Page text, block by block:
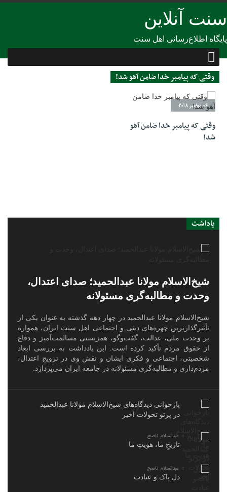
سنت آنلاین
پایگاه اطلاع‌رسانی اهل سنت
وقتی که پیامبر خدا ضامن آهو شد!
06 نوامبر 2018
وقتی که پیامبر خدا ضامن آهو
شد!
یاداشت
شیخ‌الاسلام مولانا عبدالحمید؛ صدای اعتدال،
وحدت و مطالبه‌گری مسئولانه
شیخ‌الاسلام مولانا عبدالحمید در چهار دهه گذشته به عنوان یکی از
تأثیرگذارترین چهره‌های دینی و اجتماعی اهل سنت ایران، همواره
بر وحدت ملی، عدالت، گفت‌وگو، همزیستی مسالمت‌آمیز و دفاع
از حقوق مردم تأکید کرده است. این یادداشت به بررسی ابعاد
شخصیتی، اجتماعی و فکری ایشان و نقش وی در ترویج اعتدال،
مردم‌داری و مطالبه‌گری مسئولانه در جامعه ایران می‌پردازد.
بازخوانی دیدگاه‌های شیخ‌الاسلام مولانا عبدالحمید
در پرتو تحولات اخیر
عبدالسلام ناصح
تاریخِ ما، هویتِ ما
عبدالسلام ناصح
دل پاک و عبادت